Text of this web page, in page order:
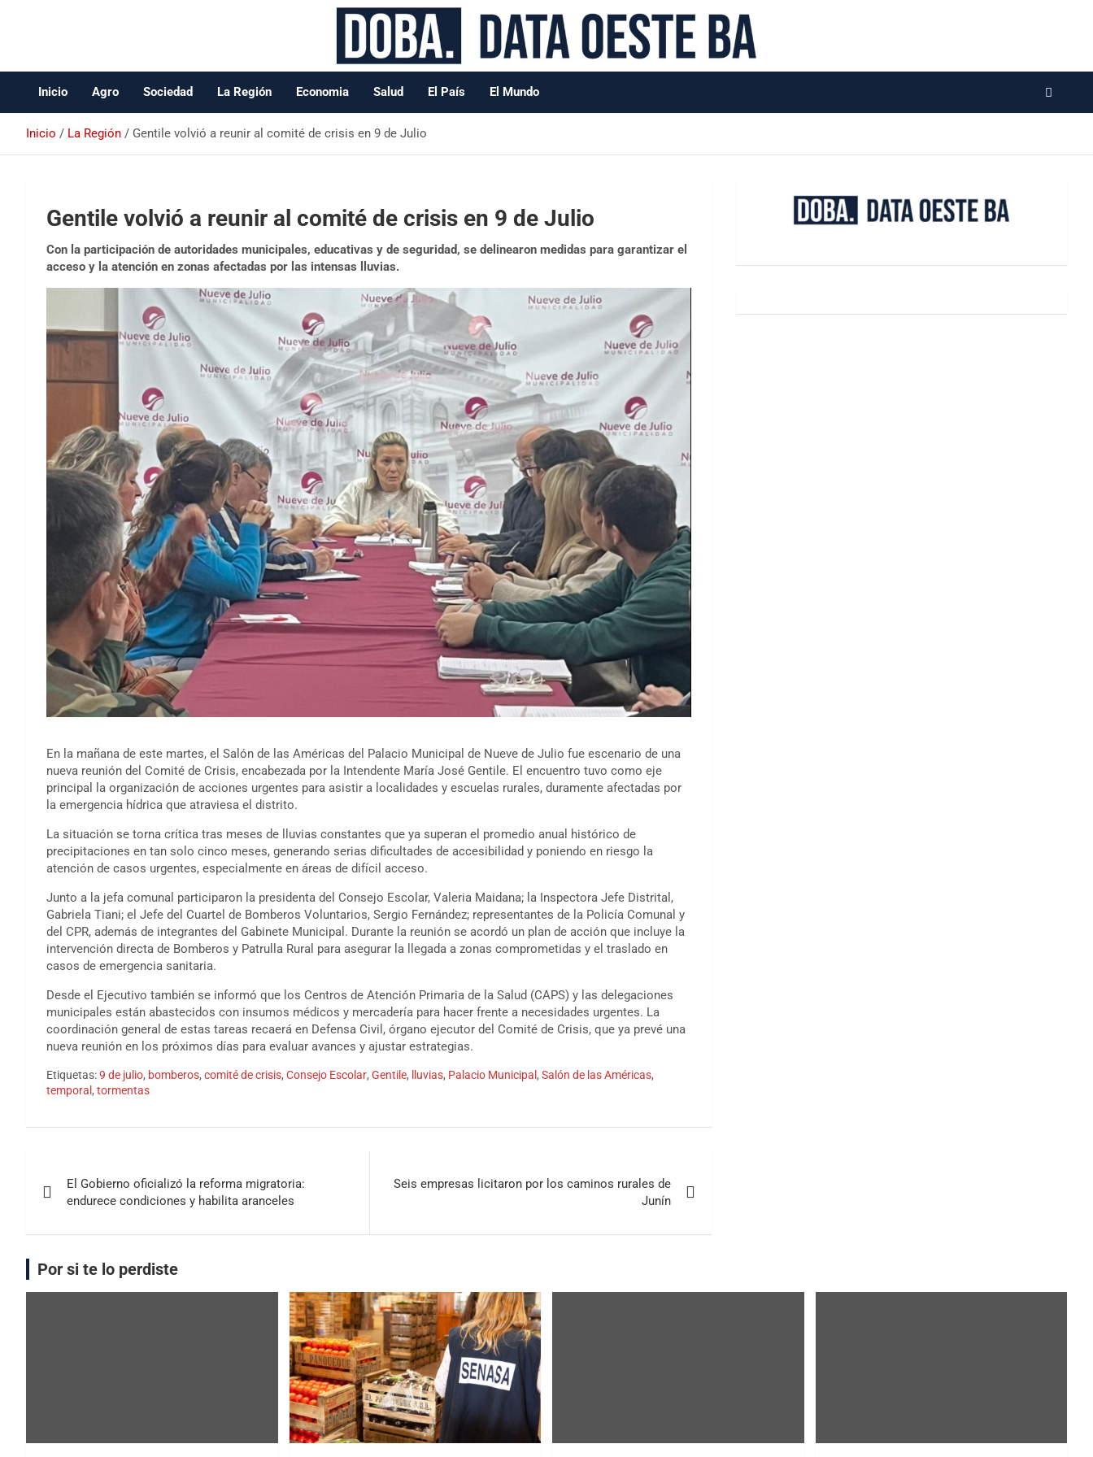
Data Oeste BA
Inicio Agro Sociedad La Región Economia Salud El País El Mundo
Inicio La Región Gentile volvió a reunir al comité de crisis en 9 de Julio
Gentile volvió a reunir al comité de crisis en 9 de Julio
Con la participación de autoridades municipales, educativas y de seguridad, se delinearon medidas para garantizar el
acceso y la atención en zonas afectadas por las intensas lluvias.
En la mañana de este martes, el Salón de las Américas del Palacio Municipal de Nueve de Julio fue escenario de una
nueva reunión del Comité de Crisis, encabezada por la Intendente María José Gentile. El encuentro tuvo como eje
principal la organización de acciones urgentes para asistir a localidades y escuelas rurales, duramente afectadas por
la emergencia hídrica que atraviesa el distrito.
La situación se torna crítica tras meses de lluvias constantes que ya superan el promedio anual histórico de
precipitaciones en tan solo cinco meses, generando serias dificultades de accesibilidad y poniendo en riesgo la
atención de casos urgentes, especialmente en áreas de difícil acceso.
Junto a la jefa comunal participaron la presidenta del Consejo Escolar, Valeria Maidana; la Inspectora Jefe Distrital,
Gabriela Tiani; el Jefe del Cuartel de Bomberos Voluntarios, Sergio Fernández; representantes de la Policía Comunal y
del CPR, además de integrantes del Gabinete Municipal. Durante la reunión se acordó un plan de acción que incluye la
intervención directa de Bomberos y Patrulla Rural para asegurar la llegada a zonas comprometidas y el traslado en
casos de emergencia sanitaria.
Desde el Ejecutivo también se informó que los Centros de Atención Primaria de la Salud (CAPS) y las delegaciones
municipales están abastecidos con insumos médicos y mercadería para hacer frente a necesidades urgentes. La
coordinación general de estas tareas recaerá en Defensa Civil, órgano ejecutor del Comité de Crisis, que ya prevé una
nueva reunión en los próximos días para evaluar avances y ajustar estrategias.
Etiquetas:9 de julio, bomberos, comité de crisis, Consejo Escolar, Gentile, lluvias, Palacio Municipal , Salón de las Américas,
temporal , tormentas
El Gobierno oficializó la reforma migratoria:
endurece condiciones y habilita aranceles
Seis empresas licitaron por los caminos rurales de
Junín
Por si te lo perdiste